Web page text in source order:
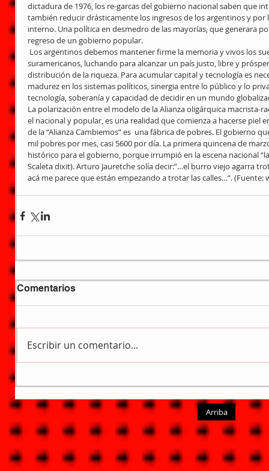
dictadura de 1976, los re-garcas del gobierno nacional saben que
también reducir drásticamente los ingresos de los argentinos y
interno. Una política en desmedro de las mayorías, que generara
regreso de un gobierno popular.
suramericanos, luchando para alcanzar un país justo, libre y
distribución de la riqueza. Para acumular capital y tecnología es
madurez en los sistemas políticos, sinergia entre lo público y lo
tecnología, soberanía y capacidad de decidir en un mundo
La polarización entre el modelo de la Alianza oligárquica macrista-
el nacional y popular, es una realidad que comienza a hacerse piel
de la “Alianza Cambiemos” es  una fábrica de pobres. El gobierno
mil pobres por mes, casi 5600 por día. La primera quincena de
histórico para el gobierno, porque irrumpió en la escena nacional
Scaleta dixit). Arturo Jauretche solía decir:”…el burro viejo agarra
acá me parece que están empezando a trotar las calles…”. (Fuente:
Comentarios
Escribir un comentario...
Arriba